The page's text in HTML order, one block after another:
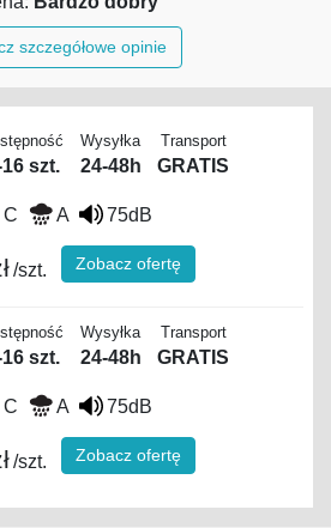
szczegółowe opinie
szt.
Wysyłka
24-48h
Transport
GRATIS
C A 75dB
/szt. Zobacz ofertę
szt.
Wysyłka
24-48h
Transport
GRATIS
C A 75dB
/szt. Zobacz ofertę